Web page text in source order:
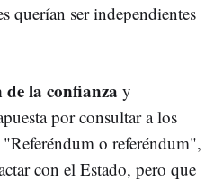
querían ser independientes
de la confianza y
por consultar a los
o referéndum",
con el Estado, pero que